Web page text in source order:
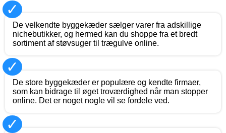
✓
De velkendte byggekæder sælger varer fra adskillige
nichebutikker, og hermed kan du shoppe fra et bredt
sortiment af støvsuger til trægulve online.
✓
De store byggekæder er populære og kendte firmaer,
som kan bidrage til øget troværdighed når man stopper
online. Det er noget nogle vil se fordele ved.
✓